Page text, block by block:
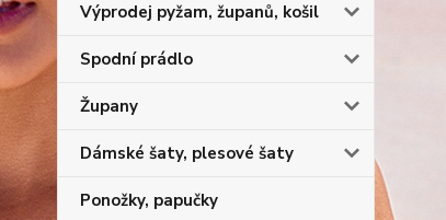
Výprodej pyžam, županů, košil
Spodní prádlo
Župany
Dámské šaty, plesové šaty
Ponožky, papučky